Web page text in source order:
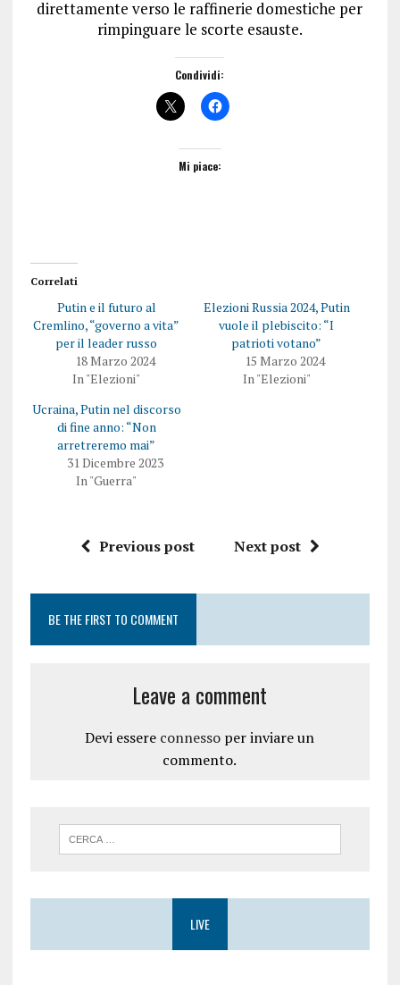
direttamente verso le raffinerie domestiche per
rimpinguare le scorte esauste.
Condividi:
Mi piace:
Correlati
Putin e il futuro al
Cremlino, “governo a vita”
per il leader russo
18 Marzo 2024
In "Elezioni"
Elezioni Russia 2024, Putin
vuole il plebiscito: “I
patrioti votano”
15 Marzo 2024
In "Elezioni"
Ucraina, Putin nel discorso
di fine anno: “Non
arretreremo mai”
31 Dicembre 2023
In "Guerra"
Previous post Next post
BE THE FIRST TO COMMENT
Leave a comment
Devi essere connesso per inviare un
commento.
LIVE